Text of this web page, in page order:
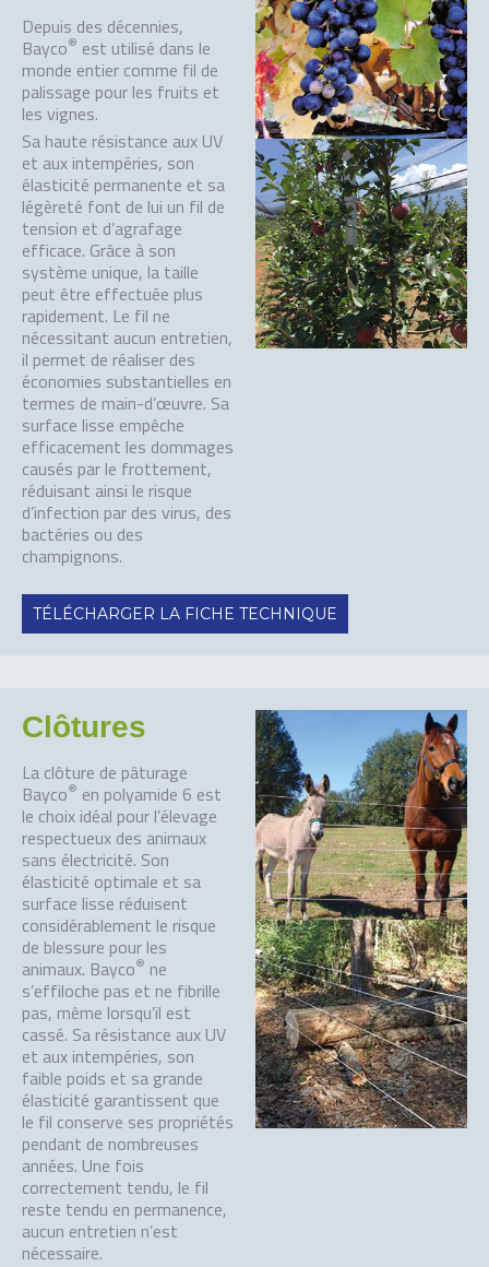
Depuis des décennies,
Bayco® est utilisé dans le
monde entier comme fil de
palissage pour les fruits et
les vignes.
Sa haute résistance aux UV
et aux intempéries, son
élasticité permanente et sa
légèreté font de lui un fil de
tension et d’agrafage
efficace. Grâce à son
système unique, la taille
peut être effectuée plus
rapidement. Le fil ne
nécessitant aucun entretien,
il permet de réaliser des
économies substantielles en
termes de main-d’œuvre. Sa
surface lisse empêche
efficacement les dommages
causés par le frottement,
réduisant ainsi le risque
d’infection par des virus, des
bactéries ou des
champignons.
TÉLÉCHARGER LA FICHE TECHNIQUE
Clôtures
La clôture de pâturage
Bayco® en polyamide 6 est
le choix idéal pour l’élevage
respectueux des animaux
sans électricité. Son
élasticité optimale et sa
surface lisse réduisent
considérablement le risque
de blessure pour les
animaux. Bayco® ne
s’effiloche pas et ne fibrille
pas, même lorsqu’il est
cassé. Sa résistance aux UV
et aux intempéries, son
faible poids et sa grande
élasticité garantissent que
le fil conserve ses propriétés
pendant de nombreuses
années. Une fois
correctement tendu, le fil
reste tendu en permanence,
aucun entretien n’est
nécessaire.